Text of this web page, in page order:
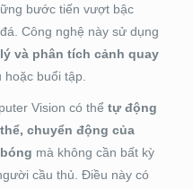
bước tiến vượt bậc
Công nghệ này sử dụng
và phân tích cảnh quay
buổi tập.
Vision có thể tự động
chuyển động của
mà không cần bất kỳ
cầu thủ. Điều này có